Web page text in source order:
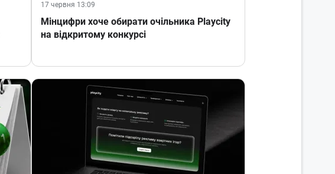
17 червня 13:09
Мінцифри хоче обирати очільника Playcity
на відкритому конкурсі